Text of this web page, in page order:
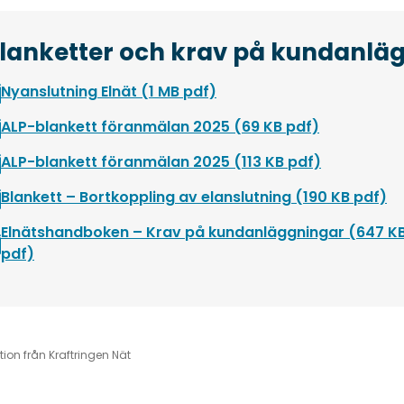
och krav på
Nyanslutning Elnät (1 MB pdf)
ALP-blankett föranmälan 2025 (69 KB pdf)
ALP-blankett föranmälan 2025 (113 KB pdf)
Blankett – Bortkoppling av elanslutning (190 KB pdf)
Elnätshandboken – Krav på kundanläggningar (647
pdf)
från Kraftringen Nät